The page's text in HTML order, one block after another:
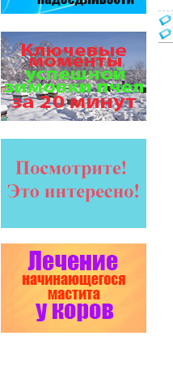
очень сложно приходится
конкурентным препаратам
- они просто не выдерживают
конкуренцию ни по цене,…
Варроадез - это лучшее
современное средство
для лечения варроатоза и
Проблема варроатоза пчел
решена! -
поочередное применение
Варроадез,Амипол-Т,…
Препараты для лечения пчел
ЗАО АГРОБИОПРОМ
обеспечивают самые высокие
показатели сохранности
пчел и рентабельность